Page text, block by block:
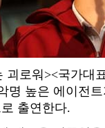
괴로워><국가대
높은 에이전트
출연한다.